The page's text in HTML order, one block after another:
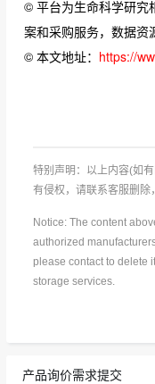
© 平台为生命科学研究
案和采购服务，数据资
© 本文地址： https://
特别声明：以上内容(如
有侵权，请联系客服删除
Notice: The content
authorized
please contact to delete
storage services.
产品询价需求提交